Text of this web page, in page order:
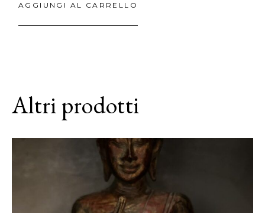
AGGIUNGI AL CARRELLO
Altri prodotti